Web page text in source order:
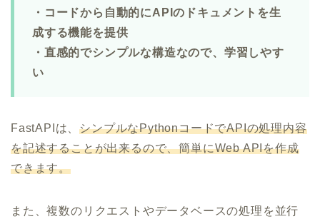
・コードから自動的にAPIのドキュメントを生
成する機能を提供
・直感的でシンプルな構造なので、学習しやす
い
FastAPIは、シンプルなPythonコードでAPIの処理内容
を記述することが出来るので、簡単にWeb APIを作成
できます。
また、複数のリクエストやデータベースの処理を並行